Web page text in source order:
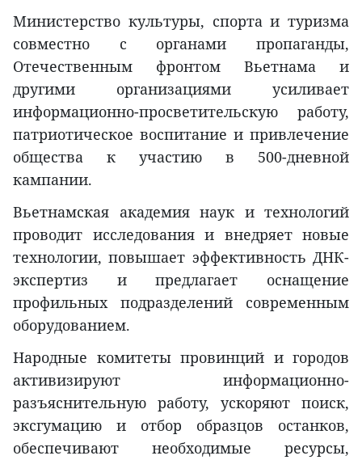
Министерство культуры, спорта и туризма
совместно с органами пропаганды,
Отечественным фронтом Вьетнама и
другими организациями усиливает
информационно-просветительскую работу,
патриотическое воспитание и привлечение
общества к участию в 500-дневной
кампании.
Вьетнамская академия наук и технологий
проводит исследования и внедряет новые
технологии, повышает эффективность ДНК-
экспертиз и предлагает оснащение
профильных подразделений современным
оборудованием.
Народные комитеты провинций и городов
активизируют информационно-
разъяснительную работу, ускоряют поиск,
эксгумацию и отбор образцов останков,
обеспечивают необходимые ресурсы,